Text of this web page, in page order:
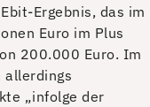
Ergebnis, das im
Euro im Plus
200.000 Euro. Im
allerdings
„infolge der